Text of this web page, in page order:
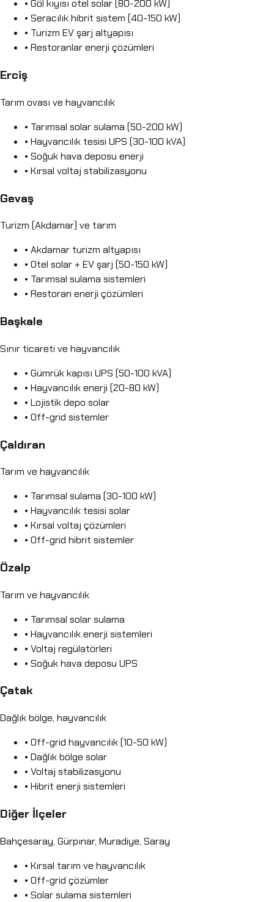
• Göl kıyısı otel solar (80-200 kW)
• Seracılık hibrit sistem (40-150 kW)
• Turizm EV şarj altyapısı
• Restoranlar enerji çözümleri
Erciş
Tarım ovası ve hayvancılık
• Tarımsal solar sulama (50-200 kW)
• Hayvancılık tesisi UPS (30-100 kVA)
• Soğuk hava deposu enerji
• Kırsal voltaj stabilizasyonu
Gevaş
Turizm (Akdamar) ve tarım
• Akdamar turizm altyapısı
• Otel solar + EV şarj (50-150 kW)
• Tarımsal sulama sistemleri
• Restoran enerji çözümleri
Başkale
Sınır ticareti ve hayvancılık
• Gümrük kapısı UPS (50-100 kVA)
• Hayvancılık enerji (20-80 kW)
• Lojistik depo solar
• Off-grid sistemler
Çaldıran
Tarım ve hayvancılık
• Tarımsal sulama (30-100 kW)
• Hayvancılık tesisi solar
• Kırsal voltaj çözümleri
• Off-grid hibrit sistemler
Özalp
Tarım ve hayvancılık
• Tarımsal solar sulama
• Hayvancılık enerji sistemleri
• Voltaj regülatörleri
• Soğuk hava deposu UPS
Çatak
Dağlık bölge, hayvancılık
• Off-grid hayvancılık (10-50 kW)
• Dağlık bölge solar
• Voltaj stabilizasyonu
• Hibrit enerji sistemleri
Diğer İlçeler
Bahçesaray, Gürpınar, Muradiye, Saray
• Kırsal tarım ve hayvancılık
• Off-grid çözümler
• Solar sulama sistemleri